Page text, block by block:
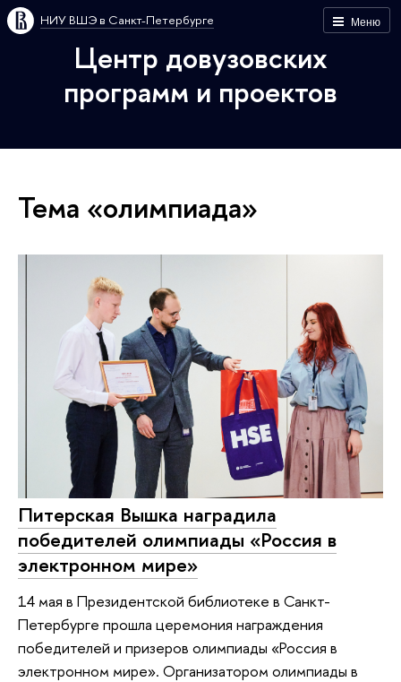
Меню
НИУ ВШЭ в Санкт-Петербурге
Центр довузовских
программ и проектов
Тема «олимпиада»
Питерская Вышка наградила
победителей олимпиады «Россия в
электронном мире»
14 мая в Президентской библиотеке в Санкт-
Петербурге прошла церемония награждения
победителей и призеров олимпиады «Россия в
электронном мире». Организатором олимпиады в